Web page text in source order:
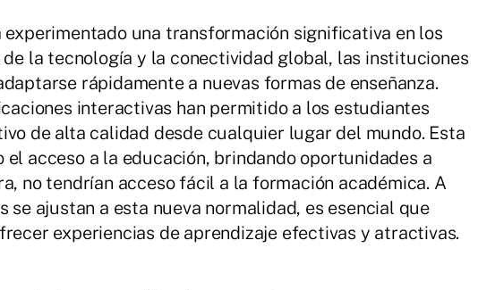
experimentado una transformación significativa en los
de la tecnología y la conectividad global, las instituciones
rápidamente a nuevas formas de enseñanza.
interactivas han permitido a los estudiantes
de alta calidad desde cualquier lugar del mundo. Esta
acceso a la educación, brindando oportunidades a
no tendrían acceso fácil a la formación académica. A
se ajustan a esta nueva normalidad, es esencial que
experiencias de aprendizaje efectivas y atractivas.